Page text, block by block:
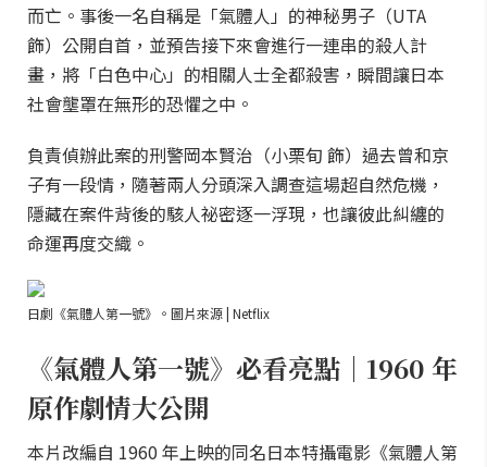
而亡。事後一名自稱是「氣體人」的神秘男子（UTA
飾）公開自首，並預告接下來會進行一連串的殺人計
畫，將「白色中心」的相關人士全都殺害，瞬間讓日本
社會壟罩在無形的恐懼之中。
負責偵辦此案的刑警岡本賢治（小栗旬 飾）過去曾和京
子有一段情，隨著兩人分頭深入調查這場超自然危機，
隱藏在案件背後的駭人祕密逐一浮現，也讓彼此糾纏的
命運再度交織。
日劇《氣體人第一號》。圖片來源 | Netflix
《氣體人第一號》必看亮點｜1960 年
原作劇情大公開
本片改編自 1960 年上映的同名日本特攝電影《氣體人第